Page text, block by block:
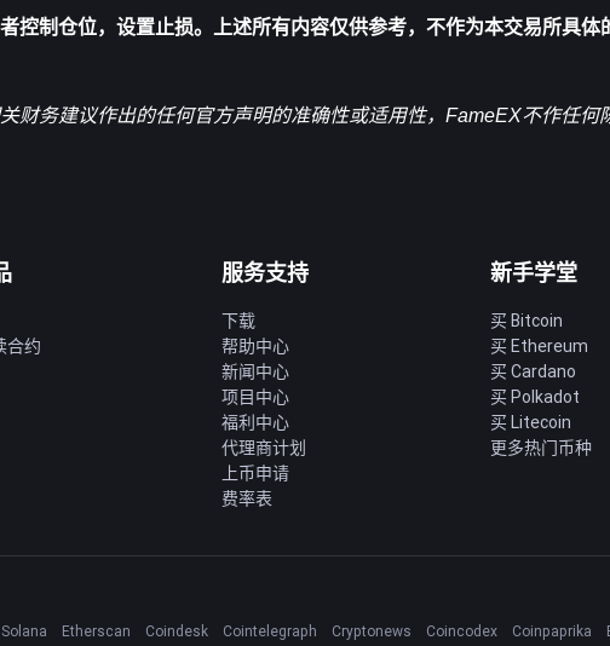
控制仓位，设置止损。上述所有内容仅供参考，不作为本交易所具体
财务建议作出的任何官方声明的准确性或适用性，FameEX不作任何
合约
服务支持
下载
帮助中心
新闻中心
项目中心
福利中心
代理商计划
上币申请
费率表
新手学堂
买 Bitcoin
买 Ethereum
买 Cardano
买 Polkadot
买 Litecoin
更多热门币种
Solana Etherscan Coindesk Cointelegraph Cryptonews Coincodex Coinpaprika